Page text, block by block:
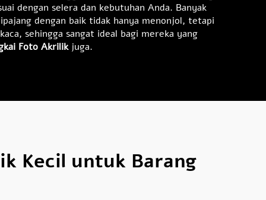
dengan selera dan kebutuhan Anda. Banyak
dengan baik tidak hanya menonjol, tetapi
sehingga sangat ideal bagi mereka yang
Foto Akrilik juga.
Kecil untuk Barang